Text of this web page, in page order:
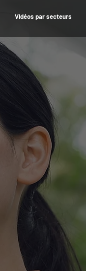
Vidéos par secteurs